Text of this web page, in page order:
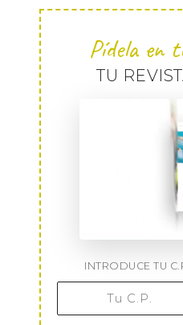
Pídela en
TU
INTRODUCE TU